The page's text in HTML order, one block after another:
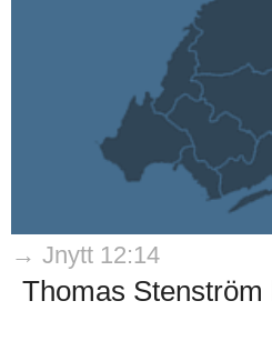
→ Jnytt 12:14
Thomas